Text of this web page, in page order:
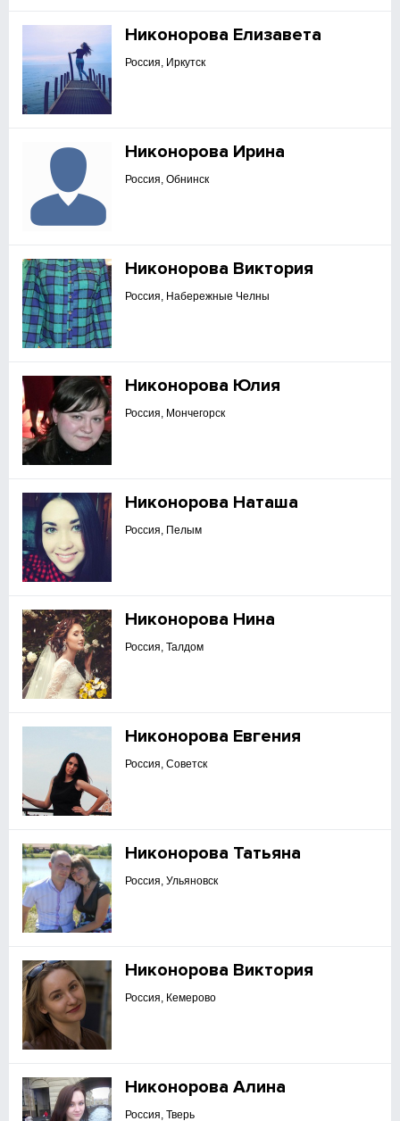
Никонорова Елизавета
Россия, Иркутск
Никонорова Ирина
Россия, Обнинск
Никонорова Виктория
Россия, Набережные Челны
Никонорова Юлия
Россия, Мончегорск
Никонорова Наташа
Россия, Пелым
Никонорова Нина
Россия, Талдом
Никонорова Евгения
Россия, Советск
Никонорова Татьяна
Россия, Ульяновск
Никонорова Виктория
Россия, Кемерово
Никонорова Алина
Россия, Тверь